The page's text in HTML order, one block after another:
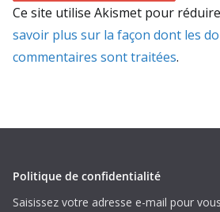
Ce site utilise Akismet pour
savoir plus sur la façon dont les
commentaires sont traitées.
Politique de confidentialité
Saisissez votre adresse e-mail pour